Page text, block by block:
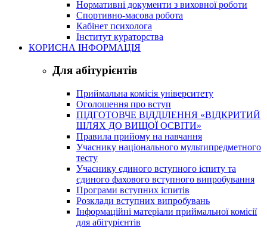
Нормативні документи з виховної роботи
Спортивно-масова робота
Кабінет психолога
Інститут кураторства
КОРИСНА ІНФОРМАЦІЯ
Для абітурієнтів
Приймальна комісія університету
Оголошення про вступ
ПІДГОТОВЧЕ ВІДДІЛЕННЯ «ВІДКРИТИЙ
ШЛЯХ ДО ВИЩОЇ ОСВІТИ»
Правила прийому на навчання
Учаснику національного мультипредметного
тесту
Учаснику єдиного вступного іспиту та
єдиного фахового вступного випробування
Програми вступних іспитів
Розклади вступних випробувань
Інформаційні матеріали приймальної комісії
для абітурієнтів